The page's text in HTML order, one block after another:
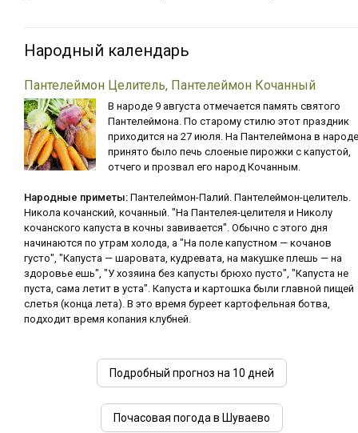
Народный календарь
Пантелеймон Целитель, Пантелеймон Кочанный
В народе 9 августа отмечается память святого
Пантелеймона. По старому стилю этот праздник
приходится на 27 июля. На Пантелеймона в народе
принято было печь слоеные пирожки с капустой,
отчего и прозвал его народ Кочанным.
Народные приметы: Пантелеймон-Палий. Пантелеймон-целитель.
Никола кочанский, кочанный. "На Пантелея-целителя и Николу
кочанского капуста в кочны завивается". Обычно с этого дня
начинаются по утрам холода, а "На поле капустном — кочанов
густо", "Капуста — шаровата, кудревата, на макушке плешь — на
здоровье ешь", "У хозяина без капусты брюхо пусто", "Капуста не
пуста, сама летит в уста". Капуста и картошка были главной пищей
слетья (конца лета). В это время буреет картофельная ботва,
подходит время копания клубней.
Подробный прогноз на 10 дней
Почасовая погода в Шуваево